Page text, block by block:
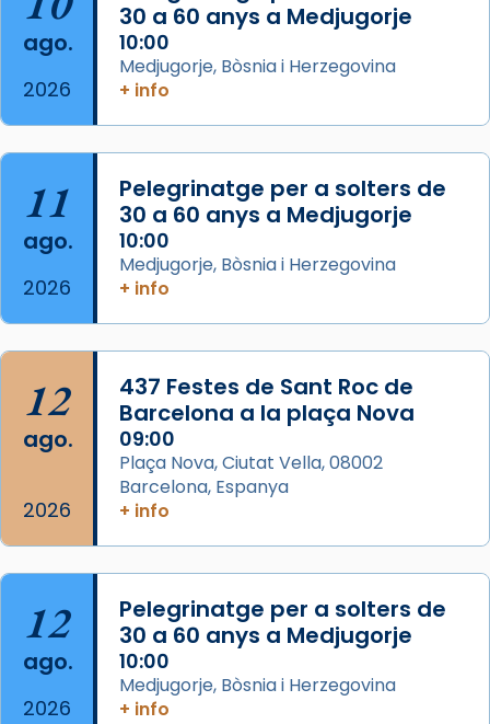
Arquebisbat de Barcelona
2 weeks ago
Memòria de les santes Juliana i
Acompanyant la història de sant Cugat, a
partir de l’Edat Mitjana sorgeix la tradició
que les santes Juliana (“relatiu a Júlia”) i
Semproniana (“relatiu a Semprònia =
eterna”) són deixebles seves. I l’any 1667, el
frare Joan Gaspar Roig, afirma en una obra
que les santes són filles de l’antiga Iluro.
Mataró en reivindicarà les relíq
Foto
View on Facebook · Share
ago.
2026
30 a 60 anys a Medjugorje
10:00
Medjugorje, Bòsnia i Herzegovina
+ info
11
ago.
2026
Pelegrinatge per a solters de
30 a 60 anys a Medjugorje
10:00
Medjugorje, Bòsnia i Herzegovina
+ info
12
ago.
2026
437 Festes de Sant Roc de
Barcelona a la plaça Nova
09:00
Plaça Nova, Ciutat Vella, 08002
Barcelona, Espanya
+ info
12
ago.
2026
Pelegrinatge per a solters de
30 a 60 anys a Medjugorje
10:00
Medjugorje, Bòsnia i Herzegovina
+ info